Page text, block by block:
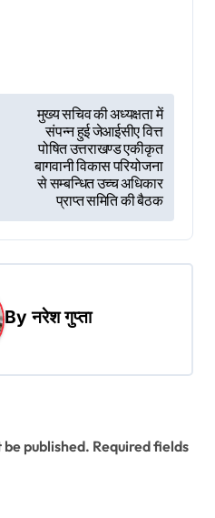
मुख्य सचिव की अध्यक्षता में
संपन्न हुई जेआईसीए वित्त
पोषित उत्तराखण्ड एकीकृत
बागवानी विकास परियोजना
से सम्बन्धित उच्च अधिकार
प्राप्त समिति की बैठक
Byनरेश गुप्ता
published. Required fields